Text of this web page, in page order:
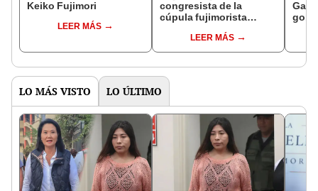
Keiko Fujimori
LEER MÁS
congresista de la
cúpula fujimorista
del SenadoLEER MÁS
LO MÁS VISTO LO ÚLTIMO